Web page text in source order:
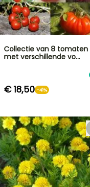
Collectie van 8 tomaten
met verschillende vo…
€ 18,50 -41%